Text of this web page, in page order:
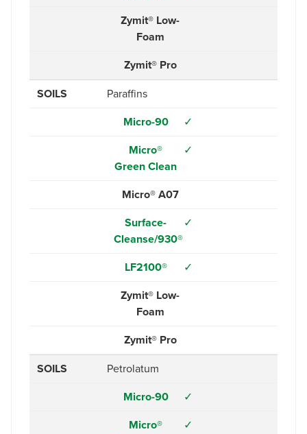
Zymit® Low-
Foam
Zymit® Pro
SOILS Paraffins
Micro-90 ✓
Micro®
Green Clean
✓
Micro® A07
Surface-
Cleanse/930®
✓
LF2100® ✓
Zymit® Low-
Foam
Zymit® Pro
SOILS Petrolatum
Micro-90 ✓
Micro®
✓